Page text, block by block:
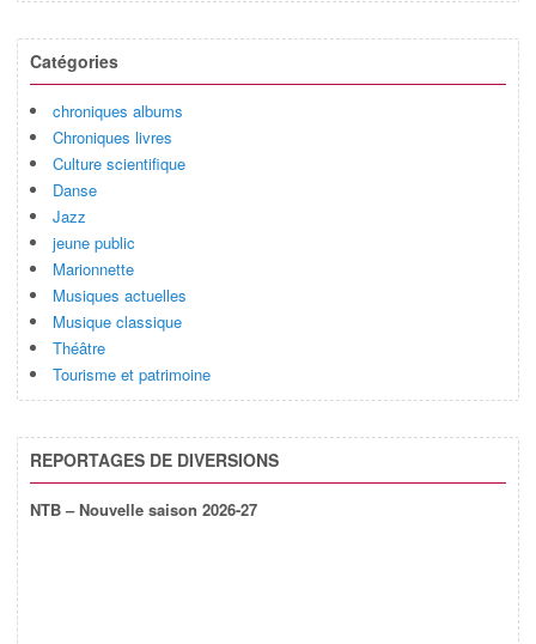
Catégories
chroniques albums
Chroniques livres
Culture scientifique
Danse
Jazz
jeune public
Marionnette
Musiques actuelles
Musique classique
Théâtre
Tourisme et patrimoine
REPORTAGES DE DIVERSIONS
NTB – Nouvelle saison 2026-27